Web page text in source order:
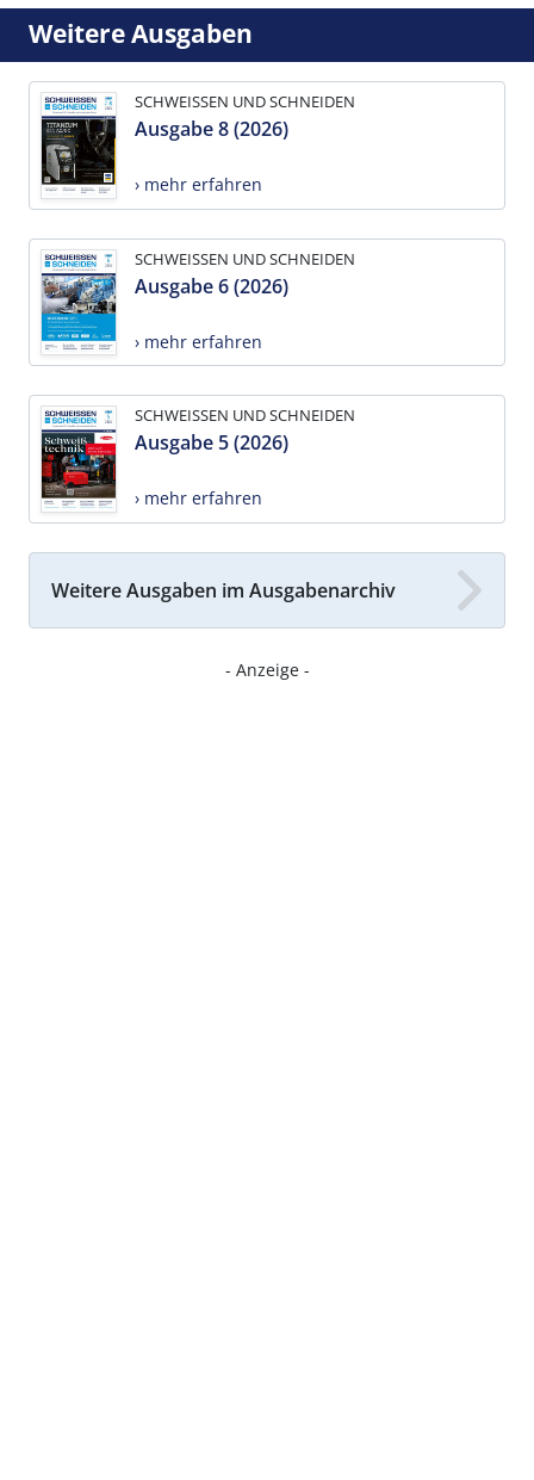
Weitere Ausgaben
SCHWEISSEN UND SCHNEIDEN
Ausgabe 8 (2026)
› mehr erfahren
SCHWEISSEN UND SCHNEIDEN
Ausgabe 6 (2026)
› mehr erfahren
SCHWEISSEN UND SCHNEIDEN
Ausgabe 5 (2026)
› mehr erfahren
Weitere Ausgaben im Ausgabenarchiv
- Anzeige -